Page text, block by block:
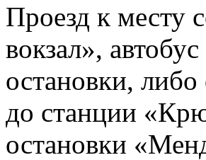
Проезд к месту
вокзал»,
остановки, либо
до станции
остановки